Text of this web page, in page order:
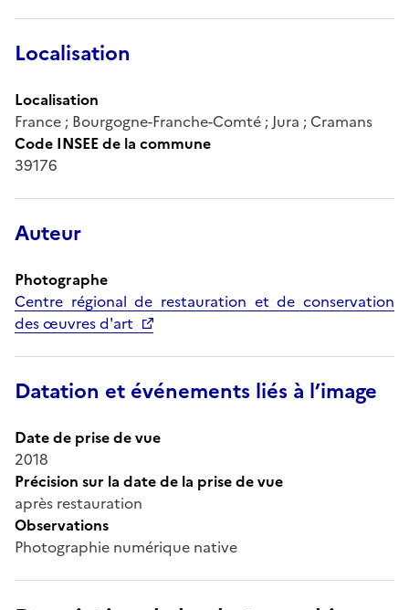
Localisation
Localisation
France ; Bourgogne-Franche-Comté ; Jura ; Cramans
Code INSEE de la commune
39176
Auteur
Photographe
Centre régional de restauration et de conservation
des œuvres d'art
Datation et événements liés à l’image
Date de prise de vue
2018
Précision sur la date de la prise de vue
après restauration
Observations
Photographie numérique native